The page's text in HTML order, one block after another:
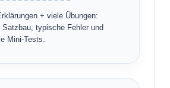
+ viele Übungen:
Satzbau, typische Fehler und
Mini-Tests.